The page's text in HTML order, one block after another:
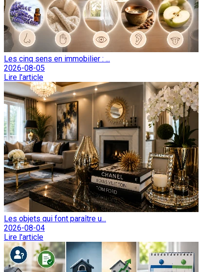
Les cinq sens en immobilier : ...
2026-08-05
Lire l'article
Les objets qui font paraître u...
2026-08-04
Lire l'article